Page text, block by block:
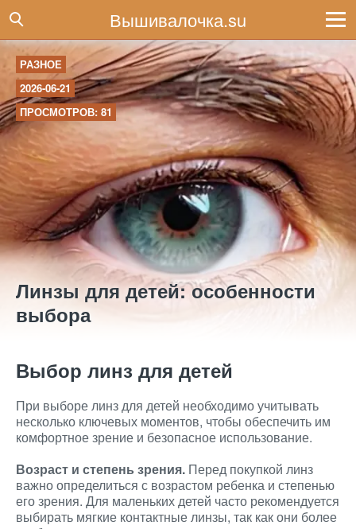
Вышивалочка.su
РАЗНОЕ
2026-06-21
ПРОСМОТРОВ: 81
Линзы для детей: особенности
выбора
Выбор линз для детей
При выборе линз для детей необходимо учитывать
несколько ключевых моментов, чтобы обеспечить им
комфортное зрение и безопасное использование.
Возраст и степень зрения. Перед покупкой линз
важно определиться с возрастом ребенка и степенью
его зрения. Для маленьких детей часто рекомендуется
выбирать мягкие контактные линзы, так как они более